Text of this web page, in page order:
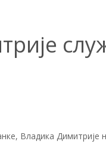
Владика Димитрије